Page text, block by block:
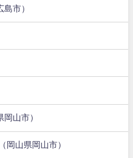
市）
山市）
岡山県岡山市）